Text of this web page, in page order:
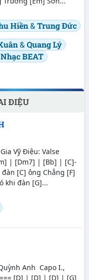
Hiền&Trung Đức
&Quang Lý
Nhạc BEAT
ĐIỆU
Vỹ Điệu: Valse
| [Dm7] | [Bb] | [C]-
[C] ông Chẳng [F]
khi đàn [G]...
Anh Capo I.,
[D] | [D] | [D] | [G]